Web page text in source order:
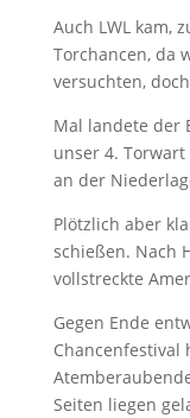
Auch LWL kam,
Torchancen, da
versuchten,
Mal landete der
unser 4.
an der
Plötzlich aber
schießen. Nach
vollstreckte
Gegen Ende
Chancenfestival
Seiten liegen